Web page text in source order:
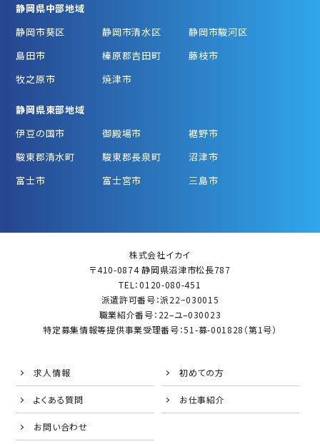
静岡県中部地域
静岡市葵区
静岡市清水区
静岡市駿河区
島田市
榛原郡吉田町
藤枝市
牧之原市
焼津市
静岡県東部地域
伊豆の国市
御殿場市
裾野市
駿東郡清水町
駿東郡長泉町
沼津市
富士市
富士宮市 三島市
株式会社イカイ
〒410-0874 静岡県沼津市松長787
TEL：0120-080-451
派遣許可番号：派22−030015
職業紹介番号：22–ユ–030023
特定募集情報等提供事業受理番号：51-募-001828（第1号）
求人情報 初めての方
よくある質問 お仕事紹介
お問い合わせ